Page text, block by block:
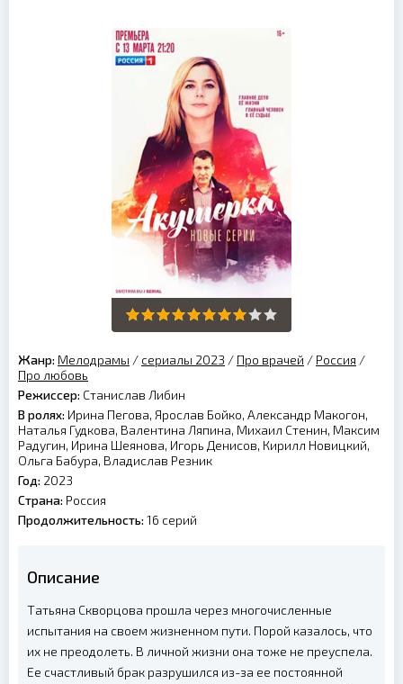
Жанр: Мелодрамы / сериалы 2023 / Про врачей / Россия /
Про любовь
Режиссер: Станислав Либин
В ролях: Ирина Пегова, Ярослав Бойко, Александр Макогон,
Наталья Гудкова, Валентина Ляпина, Михаил Стенин, Максим
Радугин, Ирина Шеянова, Игорь Денисов, Кирилл Новицкий,
Ольга Бабура, Владислав Резник
Год: 2023
Страна: Россия
Продолжительность: 16 серий
Описание
Татьяна Скворцова прошла через многочисленные
испытания на своем жизненном пути. Порой казалось, что
их не преодолеть. В личной жизни она тоже не преуспела.
Ее счастливый брак разрушился из-за ее постоянной